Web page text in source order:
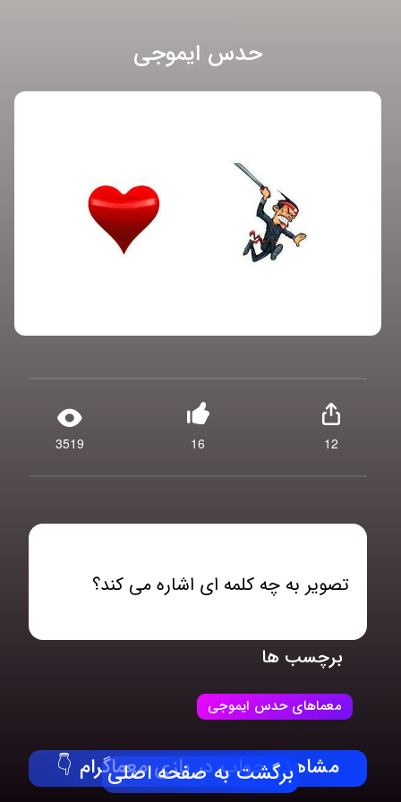
حدس ایموجی
3519 16 12
تصویر به چه کلمه ای اشاره می کند؟
برچسب ها
معماهای حدس ایموجی
مشاهده جواب در بازی معماگرام 👇
برگشت به صفحه اصلی